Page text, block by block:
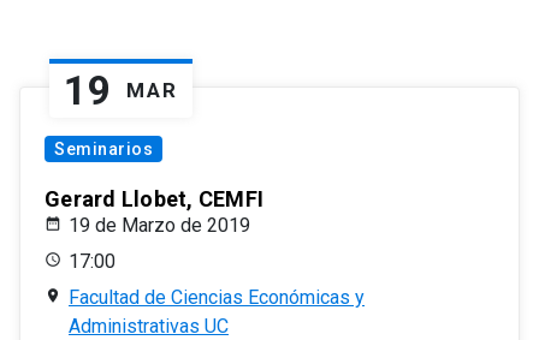
19 MAR
Seminarios
Gerard Llobet, CEMFI
19 de Marzo de 2019
17:00
Facultad de Ciencias Económicas y
Administrativas UC